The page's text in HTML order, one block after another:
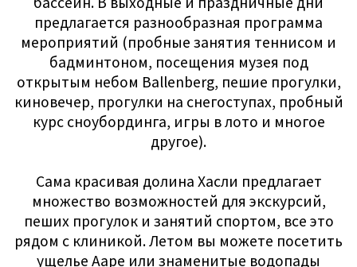
профессиональная медицинская
консьерж-компания, которая
организует лечение введущих
клиниках
Швейцарии под
руководствомпрофессоров с
мировым именем .
70+ проверенных клиник
Мы лично провели инспекции во всех
клиниках, чтобы убедиться, что они
соответствуют ожиданиям клиентов с
ультравысоким уровнем дохода.